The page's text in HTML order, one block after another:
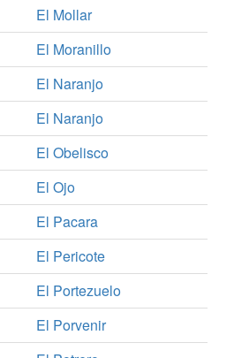
El Mollar
El Moranillo
El Naranjo
El Naranjo
El Obelisco
El Ojo
El Pacara
El Pericote
El Portezuelo
El Porvenir